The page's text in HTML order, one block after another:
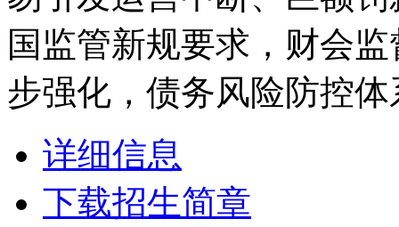
国监管新规要求，财会
步强化，债务风险防控
详细信息
下载招生简章